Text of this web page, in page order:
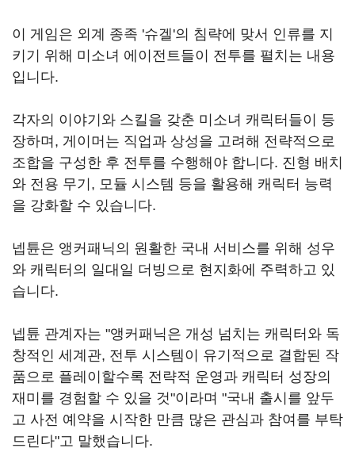
이 게임은 외계 종족 '슈겔'의 침략에 맞서 인류를 지
키기 위해 미소녀 에이전트들이 전투를 펼치는 내용
입니다.
각자의 이야기와 스킬을 갖춘 미소녀 캐릭터들이 등
장하며, 게이머는 직업과 상성을 고려해 전략적으로
조합을 구성한 후 전투를 수행해야 합니다. 진형 배치
와 전용 무기, 모듈 시스템 등을 활용해 캐릭터 능력
을 강화할 수 있습니다.
넵튠은 앵커패닉의 원활한 국내 서비스를 위해 성우
와 캐릭터의 일대일 더빙으로 현지화에 주력하고 있
습니다.
넵튠 관계자는 "앵커패닉은 개성 넘치는 캐릭터와 독
창적인 세계관, 전투 시스템이 유기적으로 결합된 작
품으로 플레이할수록 전략적 운영과 캐릭터 성장의
재미를 경험할 수 있을 것"이라며 "국내 출시를 앞두
고 사전 예약을 시작한 만큼 많은 관심과 참여를 부탁
드린다"고 말했습니다.